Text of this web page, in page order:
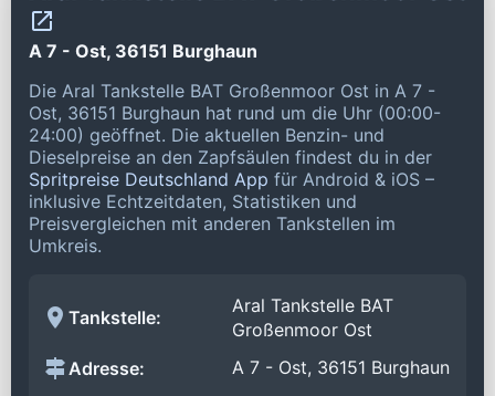
A 7 - Ost, 36151 Burghaun
Die Aral Tankstelle BAT Großenmoor Ost in A 7 -
Ost, 36151 Burghaun hat rund um die Uhr (00:00-
24:00) geöffnet. Die aktuellen Benzin- und
Dieselpreise an den Zapfsäulen findest du in der
Spritpreise Deutschland App für Android & iOS –
inklusive Echtzeitdaten, Statistiken und
Preisvergleichen mit anderen Tankstellen im
Umkreis.
Tankstelle:
Aral Tankstelle BAT
Großenmoor Ost
Adresse:
A 7 - Ost, 36151 Burghaun